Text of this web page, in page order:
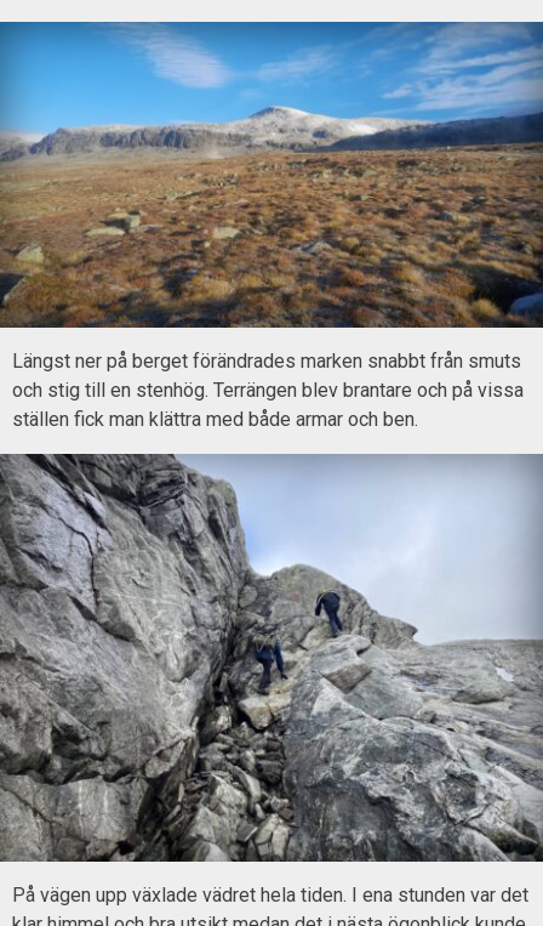
Längst ner på berget förändrades marken snabbt från smuts
och stig till en stenhög. Terrängen blev brantare och på vissa
ställen fick man klättra med både armar och ben.
På vägen upp växlade vädret hela tiden. I ena stunden var det